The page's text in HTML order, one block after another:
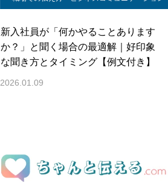
新入社員が「何かやることあります
か？」と聞く場合の最適解｜好印象
な聞き方とタイミング【例文付き】
2026.01.09